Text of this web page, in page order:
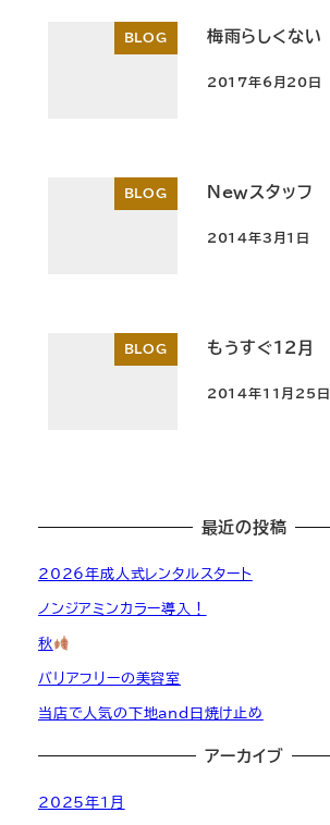
BLOG 梅雨らしくない
投稿日
2017年6月20日
BLOG Newスタッフ
投稿日
2014年3月1日
BLOG もうすぐ12月
投稿日
2014年11月25日
最近の投稿
2026年成人式レンタルスタート
ノンジアミンカラー導入！
秋
バリアフリーの美容室
当店で人気の下地and日焼け止め
アーカイブ
2025年1月